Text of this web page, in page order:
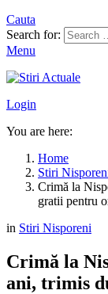
Cauta
Search for:
Menu
Login
You are here:
Home
Stiri
Crimă la
gratii pentru
in Stiri Nisporeni
Crimă la
ani, trimis